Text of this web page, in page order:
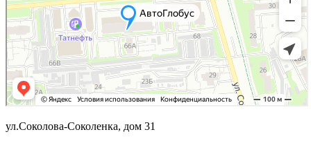
ул.Соколова-Соколенка, дом 31